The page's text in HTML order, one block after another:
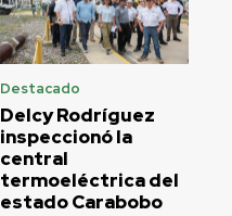
Destacado
Delcy Rodríguez
inspeccionó la
central
termoeléctrica del
estado Carabobo